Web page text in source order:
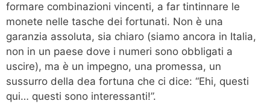
formare combinazioni vincenti, a far tintinnare le
monete nelle tasche dei fortunati. Non è una
garanzia assoluta, sia chiaro (siamo ancora in Italia,
non in un paese dove i numeri sono obbligati a
uscire), ma è un impegno, una promessa, un
sussurro della dea fortuna che ci dice: “Ehi, questi
qui… questi sono interessanti!”.